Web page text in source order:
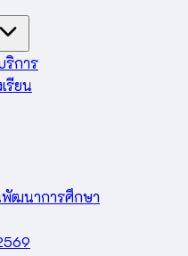
ริการ
รียน
พัฒนาการศึกษา